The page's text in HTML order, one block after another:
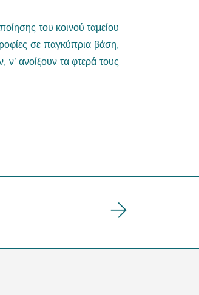
του κοινού ταμείου
σε παγκύπρια βάση,
ανοίξουν τα φτερά τους